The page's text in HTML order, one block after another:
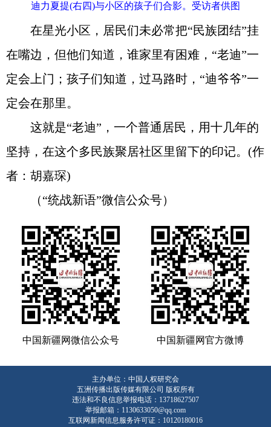
迪力夏提(右四)与小区的孩子们合影。受访者供图
在星光小区，居民们未必常把“民族团结”挂
在嘴边，但他们知道，谁家里有困难，“老迪”一
定会上门；孩子们知道，过马路时，“迪爷爷”一
定会在那里。
这就是“老迪”，一个普通居民，用十几年的
坚持，在这个多民族聚居社区里留下的印记。(作
者：胡嘉琛)
（“统战新语”微信公众号）
中国新疆网微信公众号 中国新疆网官方微博
主办单位：中国人权研究会
五洲传播出版传媒有限公司 版权所有
违法和不良信息举报电话：13718627507
举报邮箱：1130633050@qq.com
互联网新闻信息服务许可证：10120180016